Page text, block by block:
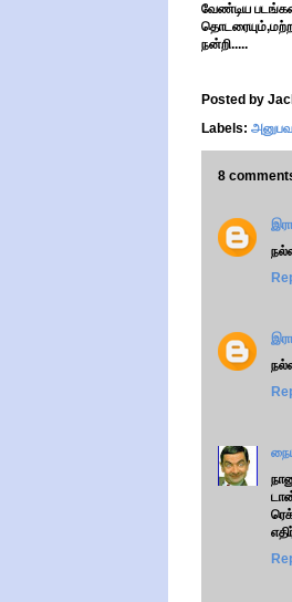
வேண்டிய
நன்றி.....
Posted by
Labels:
8